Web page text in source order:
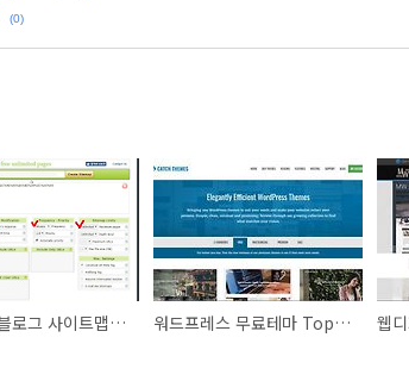
(0)
티스토리 블로그 사이트맵 만들기 사이트맵 사이트 워드프레스 무료테마 Top100(61~80)